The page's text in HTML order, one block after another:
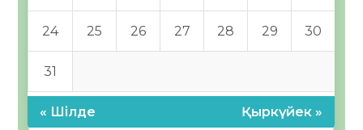
24 25 26 27 28 29 30
31
« Шілде Қыркүйек »